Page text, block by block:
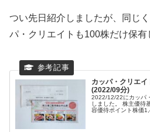
つい先日紹介しましたが、同じ
パ・クリエイトも100株だけ保有
カッパ・クリエ
(2022/09分)
2022/12/22にカッパ
しました。 株主優待
容優待ポイント株価